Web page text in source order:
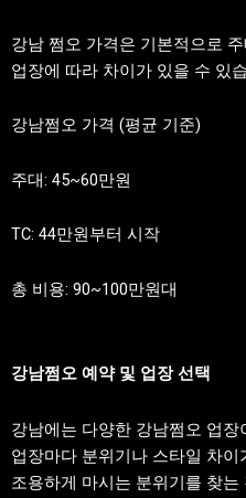
강남 쩜오 가격은 기본적으로
업장에 따라 차이가 있을 수 있
강남쩜오 가격 (평균 기준)
주대: 45~60만원
TC: 44만원부터 시작
총 비용: 90~100만원대
강남쩜오 예약 및 업장 선택
강남에는 다양한 강남쩜오 업장
업장마다 분위기나 스타일 차이
조용하게 마시는 분위기를 찾는